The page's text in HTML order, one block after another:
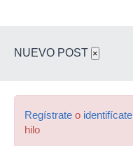
NUEVO POST ×
Regístrate o identifícate
hilo